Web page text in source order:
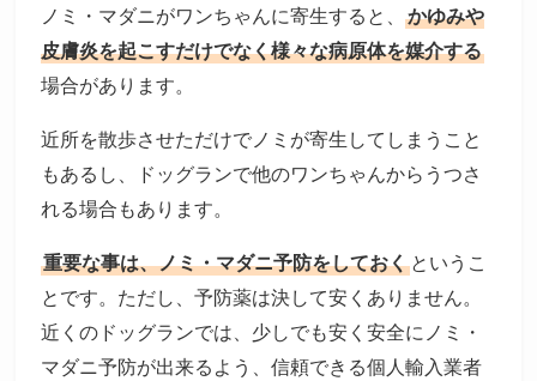
ノミ・マダニがワンちゃんに寄生すると、
かゆみや
皮膚炎を起こすだけでなく様々な病原体を媒介する
場合があります。
近所を散歩させただけでノミが寄生してしまうこと
もあるし、ドッグランで他のワンちゃんからうつさ
れる場合もあります。
重要な事は、ノミ・マダニ予防をしておくというこ
とです。ただし、予防薬は決して安くありません。
近くのドッグランでは、少しでも安く安全にノミ・
マダニ予防が出来るよう、信頼できる個人輸入業者